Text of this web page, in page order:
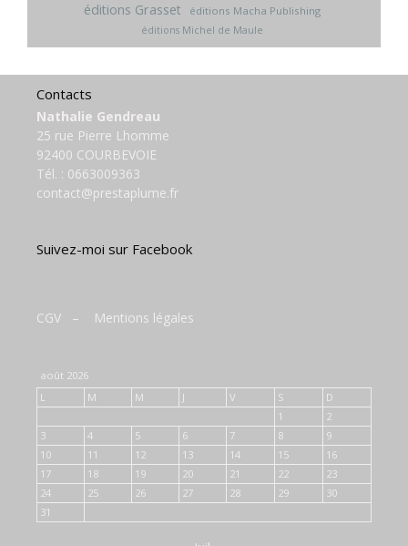
éditions Grasset
éditions Macha Publishing
éditions Michel de Maule
Contacts
Nathalie Gendreau
25 rue Pierre Lhomme
92400 COURBEVOIE
Tél. : 0663009363
contact@prestaplume.fr
Suivez-moi sur Facebook
CGV – Mentions légales
août 2026
L
M M J V S
D
1
2
3
4 5 6 7 8
9
10
11 12 13 14 15
16
17
18 19 20 21 22
23
24
25 26 27 28 29
30
31